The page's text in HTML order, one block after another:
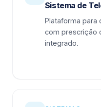
Sistema de
Plataforma para
com prescrição
integrado.